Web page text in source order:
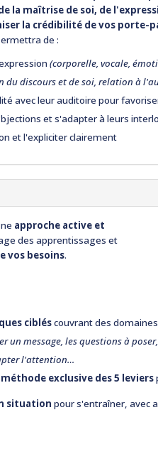
la maîtrise de soi, de
la crédibilité de vos porte-
de :
(corporelle, vocale,
du discours et de soi, relation à
avec leur auditoire pour
et s'adapter à leurs
et l'expliciter clairement
approche active et
des apprentissages et
vos besoins.
cibléscouvrant des domaines
un message, les questions à poser,
l'attention…
exclusive des 5 leviers
situationpour s'entraîner, avec